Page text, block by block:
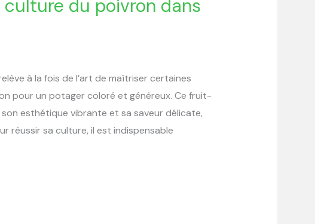
du poivron dans
à la fois de l’art de maîtriser certaines
pour un potager coloré et généreux. Ce fruit-
esthétique vibrante et sa saveur délicate,
réussir sa culture, il est indispensable